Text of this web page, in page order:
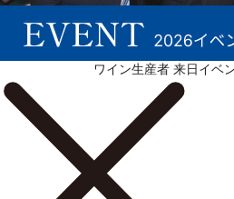
続きを表示 ▼
ワイン生産者 来日イベ